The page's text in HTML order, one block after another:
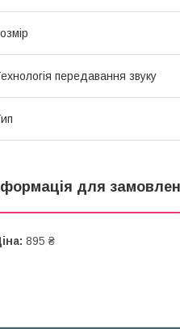
передавання звуку
для
895 ₴